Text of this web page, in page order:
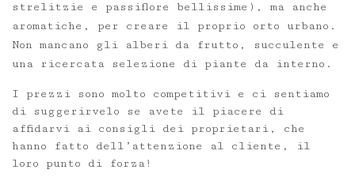
strelitzie e passiflore bellissime), ma anche
aromatiche, per creare il proprio orto urbano.
Non mancano gli alberi da frutto, succulente e
una ricercata selezione di piante da interno.
I prezzi sono molto competitivi e ci sentiamo
di suggerirvelo se avete il piacere di
affidarvi ai consigli dei proprietari, che
hanno fatto dell’attenzione al cliente, il
loro punto di forza!